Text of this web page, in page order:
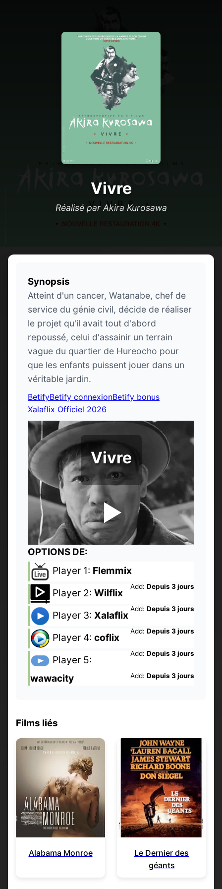
Vivre
Réalisé par Akira Kurosawa
Synopsis
Atteint d'un cancer, Watanabe, chef de
service du génie civil, décide de réaliser
le projet qu'il avait tout d'abord
repoussé, celui d'assainir un terrain
vague du quartier de Hureocho pour
que les enfants puissent jouer dans un
véritable jardin.
BetifyBetify connexionBetify bonus
Xalaflix Officiel 2026
Vivre
OPTIONS DE:
Player 1: Flemmix
Add: Depuis 3 jours
Player 2: Wilflix
Add: Depuis 3 jours
Player 3: Xalaflix
Add: Depuis 3 jours
Player 4: coflix
Add: Depuis 3 jours
Player 5:
wawacity
Add: Depuis 3 jours
Films liés
Alabama Monroe
Le Dernier des
géants